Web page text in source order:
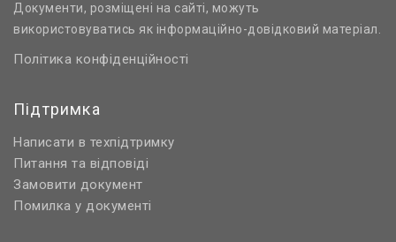
Документи, розміщені на сайті, можуть
використовуватись як інформаційно-довідковий матеріал.
Політика конфіденційності
Підтримка
Написати в техпідтримку
Питання та відповіді
Замовити документ
Помилка у документі